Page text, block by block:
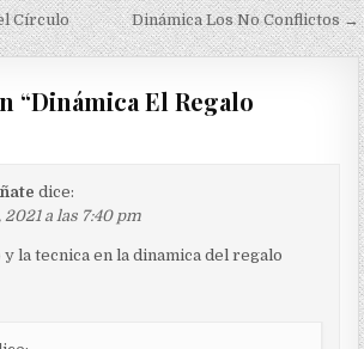
Círculo Dinámica Los No Conflictos →
“Dinámica El Regalo
dice:
2021 a las 7:40 pm
la tecnica en la dinamica del regalo